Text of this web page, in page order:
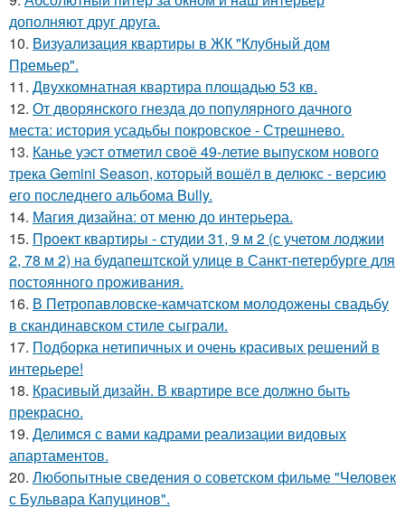
дополняют друг друга.
10. Визуализация квартиры в ЖК "Клубный дом
Премьер".
11. Двухкомнатная квартира площадью 53 кв.
12. От дворянского гнезда до популярного дачного
места: история усадьбы покровское - Стрешнево.
13. Канье уэст отметил своё 49-летие выпуском нового
трека Gemini Season, который вошёл в делюкс - версию
его последнего альбома Bully.
14. Магия дизайна: от меню до интерьера.
15. Проект квартиры - студии 31, 9 м 2 (с учетом лоджии
2, 78 м 2) на будапештской улице в Санкт-петербурге для
постоянного проживания.
16. В Петропавловске-камчатском молодожены свадьбу
в скандинавском стиле сыграли.
17. Подборка нетипичных и очень красивых решений в
интерьере!
18. Красивый дизайн. В квартире все должно быть
прекрасно.
19. Делимся с вами кадрами реализации видовых
апартаментов.
20. Любопытные сведения о советском фильме "Человек
с Бульвара Капуцинов".